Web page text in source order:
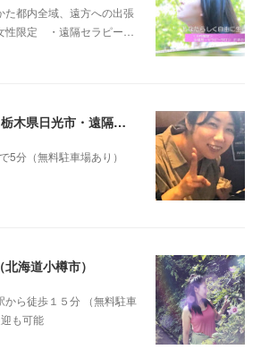
都内全域、遠方への出張
性限定 ・遠隔セラピー…
【GOLD】渡邉文佳（栃木県日光市・遠隔セラピー可）
5分（無料駐車場あり）
海道小樽市）
から徒歩１５分 （無料駐車
も可能